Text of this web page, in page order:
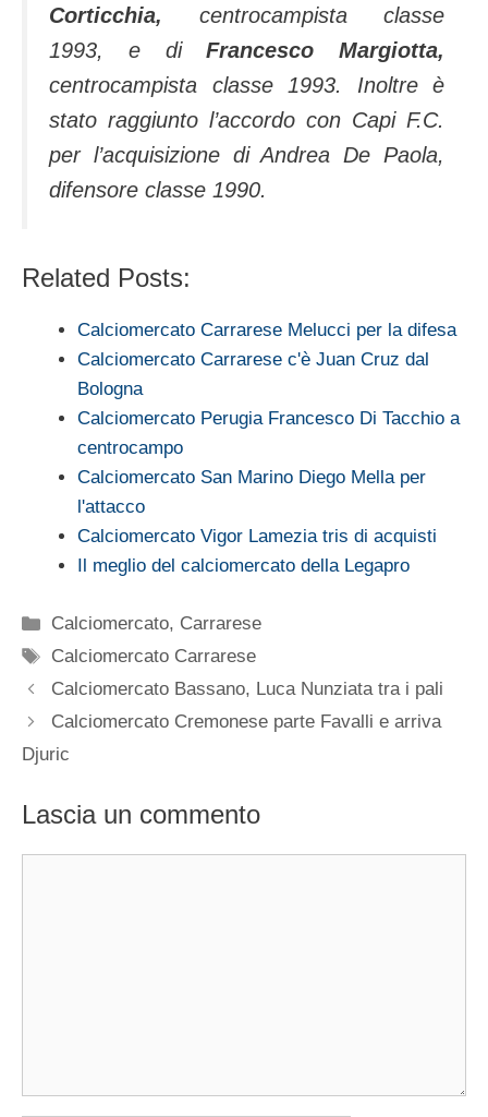
Corticchia, centrocampista classe
1993, e diFrancesco Margiotta,
centrocampista classe 1993. Inoltre è
stato raggiunto l’accordo con Capi F.C.
per l’acquisizione di Andrea De Paola,
difensore classe 1990.
Related Posts:
Calciomercato Carrarese Melucci per la difesa
Calciomercato Carrarese c'è Juan Cruz dal
Bologna
Calciomercato Perugia Francesco Di Tacchio a
centrocampo
Calciomercato San Marino Diego Mella per
l'attacco
Calciomercato Vigor Lamezia tris di acquisti
Il meglio del calciomercato della Legapro
Categorie
Calciomercato, Carrarese
Tag
Calciomercato Carrarese
Calciomercato Bassano, Luca Nunziata tra i pali
Calciomercato Cremonese parte Favalli e arriva
Djuric
Lascia un commento